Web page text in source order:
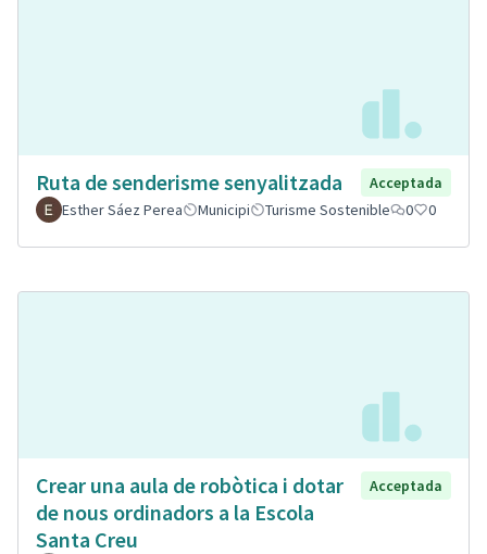
Ruta de senderisme senyalitzada
Acceptada
Esther Sáez Perea
Municipi Turisme Sostenible 0 0
Crear una aula de robòtica i dotar
de nous ordinadors a la Escola
Santa Creu
Acceptada